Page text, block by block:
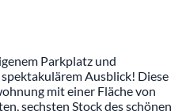
Parkplatz und
Ausblick! Diese
mit einer Fläche von
sechsten Stock des schönen